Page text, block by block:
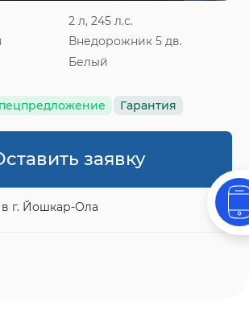
2 л, 245 л.с.
Внедорожник 5 дв.
Белый
Гарантия
заявку
г. Йошкар-Ола